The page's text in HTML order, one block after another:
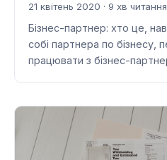
21 квітень 2020 · 9 хв читання
Бізнес-партнер: хто це,
собі партнера по бізнесу,
працювати з бізнес-